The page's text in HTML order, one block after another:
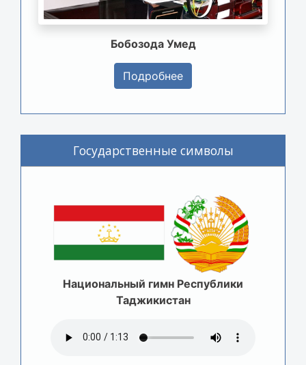
Бобозода Умед
Подробнее
Государственные символы
Национальный гимн Республики
Таджикистан